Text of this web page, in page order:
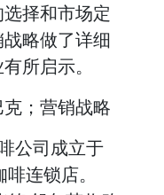
择和市场定
略做了详细
所启示。
；营销战略
公司成立于
连锁店。